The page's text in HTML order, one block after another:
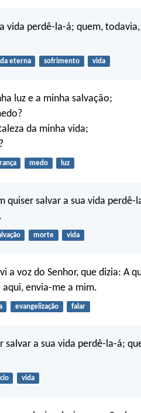
vida perdê-la-á; quem,
eterna sofrimento vida
luz e a minha salvação;
da minha vida;
medo luz
quiser salvar a sua vida
morte vida
a voz do Senhor, que dizia: A
aqui, envia-me a mim.
evangelização falar
salvar a sua vida perdê-la-á;
vida